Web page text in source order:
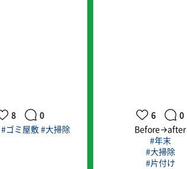
8
0
#ゴミ屋敷#大掃除
6
0
Before→after
#年末
#大掃除
#片付け